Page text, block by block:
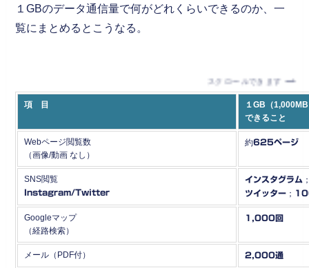
１GBのデータ通信量で何がどれくらいできるのか、一
覧にまとめるとこうなる。
スクロールできます
項 目
１GB（
できること
Webページ閲覧数
（画像/動画 なし）
約625ページ
SNS閲覧
Instagram/Twitter
インスタグラム
ツイッター ；
Googleマップ
（経路検索）
1,000回
メール（PDF付） 2,000通